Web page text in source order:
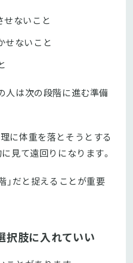
せないこと
せないこと
人は次の段階に進む準備
に体重を落とそうとする
見て遠回りになります。
」だと捉えることが重要
択肢に入れていい